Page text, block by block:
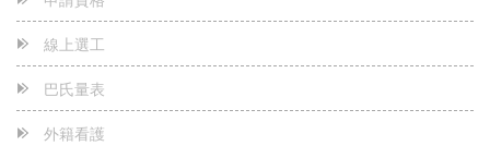
五星級飯店般的服務
秒殺-秒殺-0元申辦
~~~本公司官網重要公告~~~
線上選工
巴氏量表
外籍看護